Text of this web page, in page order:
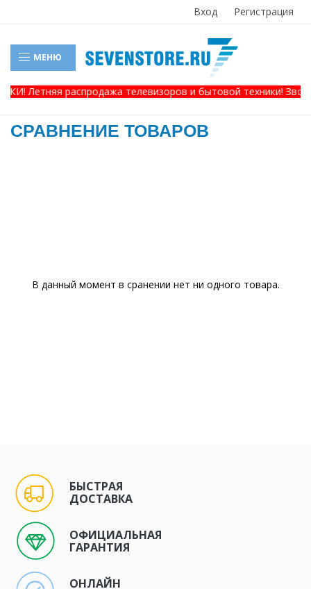
Вход Регистрация
МЕНЮ
Летняя распродажа телевизоров и бытовой техники!
СРАВНЕНИЕ ТОВАРОВ
В данный момент в сранении нет ни одного товара.
БЫСТРАЯ
ДОСТАВКА
ОФИЦИАЛЬНАЯ
ГАРАНТИЯ
ОНЛАЙН